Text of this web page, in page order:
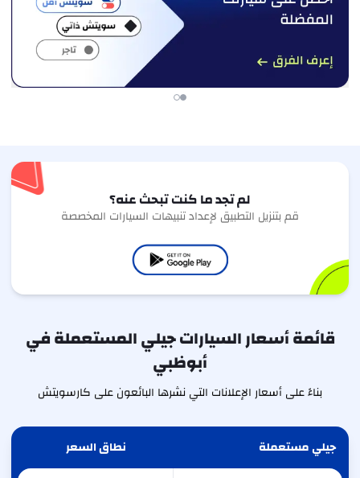
لم تجد ما كنت تبحث عنه؟
قم بتنزيل التطبيق لإعداد تنبيهات السيارات المخصصة
قائمة أسعار السيارات جيلي المستعملة في
أبوظبي
بناءً على أسعار الإعلانات التي نشرها البائعون على كارسويتش
جيلي مستعملة نطاق السعر